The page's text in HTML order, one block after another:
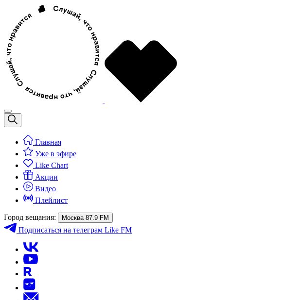
Главная
Уже в эфире
Like Chart
Акции
Видео
Плейлист
Город вещания: Москва 87.9 FM
Подписаться на телеграм Like FM